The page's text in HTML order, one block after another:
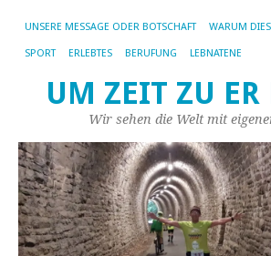
UNSERE MESSAGE ODER BOTSCHAFT WARUM
SPORT ERLEBTES BERUFUNG LEBNATENE
UM ZEIT ZU ER
Wir sehen die Welt mit